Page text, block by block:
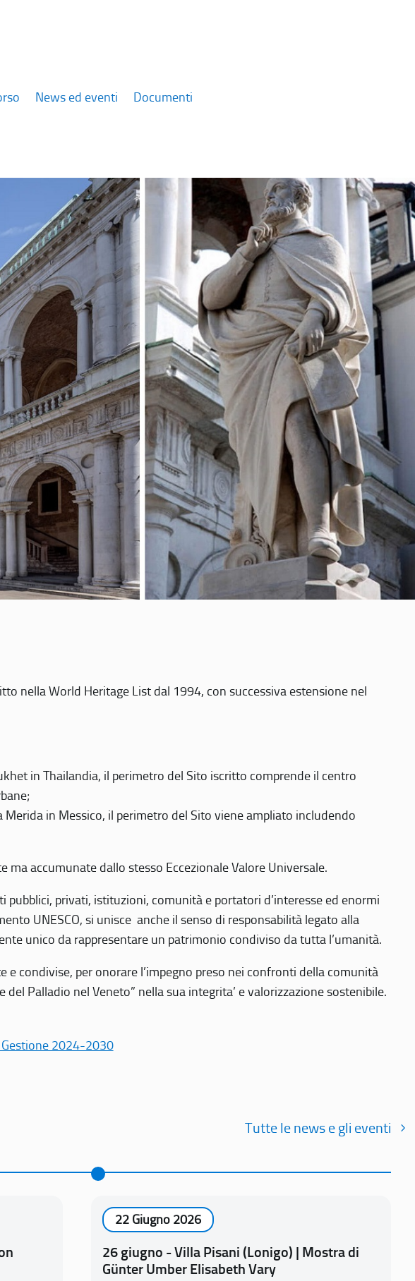
News ed eventi Documenti
nella World Heritage List dal 1994, con successiva estensione nel
in Thailandia, il perimetro del Sito iscritto comprende il centro
in Messico, il perimetro del Sito viene ampliato includendo
accumunate dallo stesso Eccezionale Valore Universale.
privati, istituzioni, comunità e portatori d’interesse ed enormi
UNESCO, si unisce anche il senso di responsabilità legato alla
unico da rappresentare un patrimonio condiviso da tutta l’umanità.
condivise, per onorare l’impegno preso nei confronti della comunità
Palladio nel Veneto” nella sua integrita’ e valorizzazione sostenibile.
2024-2030
Tutte le news e gli eventi
22 Giugno 2026
26 giugno - Villa Pisani (Lonigo) | Mostra di
Günter Umber Elisabeth Vary